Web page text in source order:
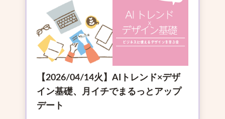
【2026/04/14火】AIトレンド×デザ
イン基礎、月イチでまるっとアップ
デート